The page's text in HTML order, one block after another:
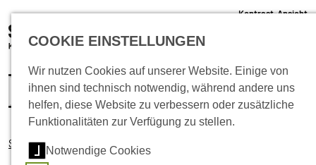
Kontrast-Ansicht
info@schlachthof-kassel.de
Startseite Beratung + Betreuung
COOKIE EINSTELLUNGEN
Wir nutzen Cookies auf unserer Website. Einige von
ihnen sind technisch notwendig, während andere uns
helfen, diese Website zu verbessern oder zusätzliche
Funktionalitäten zur Verfügung zu stellen.
Notwendige Cookies